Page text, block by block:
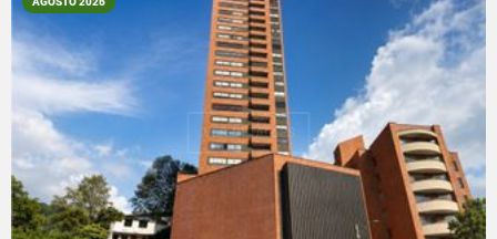
VER DETALLES